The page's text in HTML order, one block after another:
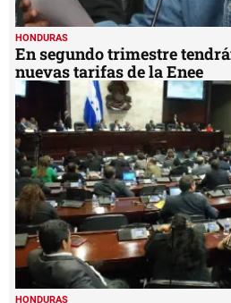
HONDURAS
En segundo trimestre
nuevas tarifas de la Enee
HONDURAS